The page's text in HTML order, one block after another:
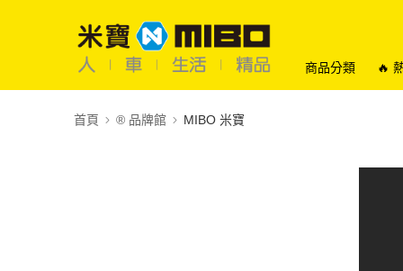
商品分類 🔥
首頁 ®️ 品牌館 MIBO 米寶